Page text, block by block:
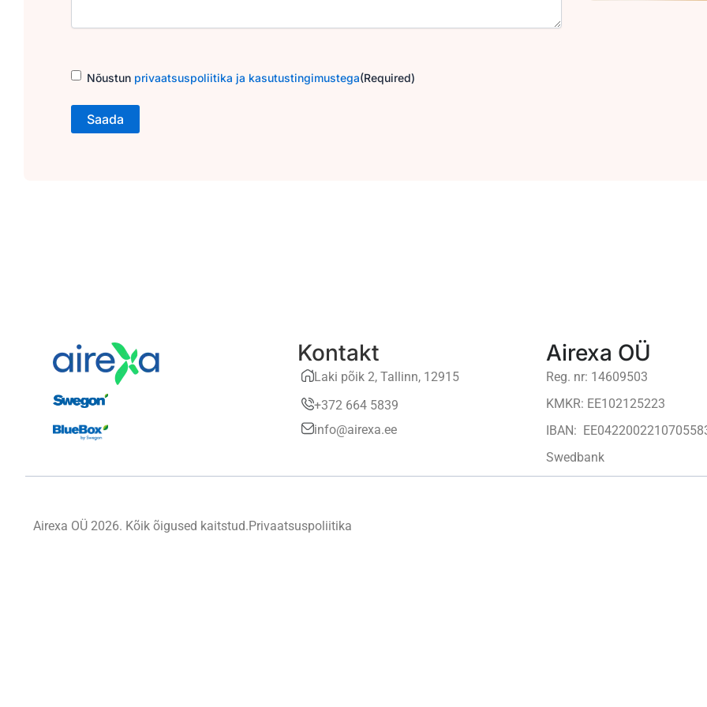
Consent (Required)
Nõustun privaatsuspoliitika ja kasutustingimustega(Required)
Kontakt
Laki põik 2, Tallinn, 12915
+372 664 5839
info@airexa.ee
Airexa OÜ
Reg. nr: 14609503
KMKR: EE102125223
IBAN:
Swedbank
Airexa OÜ 2026. Kõik õigused kaitstud.Privaatsuspoliitika